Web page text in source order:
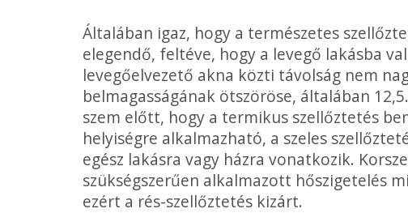
Általában igaz, hogy a természetes
elegendő, feltéve, hogy a levegő lakásba
levegőelvezető akna közti távolság nem
belmagasságának ötszöröse, általában
szem előtt, hogy a termikus szellőztetés
helyiségre alkalmazható, a szeles
egész lakásra vagy házra vonatkozik.
szükségszerűen alkalmazott hőszigetelés
ezért a rés-szellőztetés kizárt.